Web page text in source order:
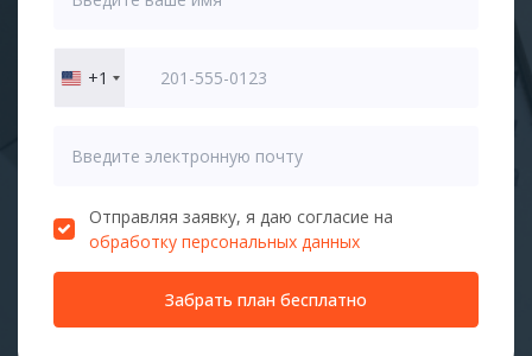
United
+1
Отправляя заявку, я даю согласие на
обработку персональных данных
Забрать план бесплатно